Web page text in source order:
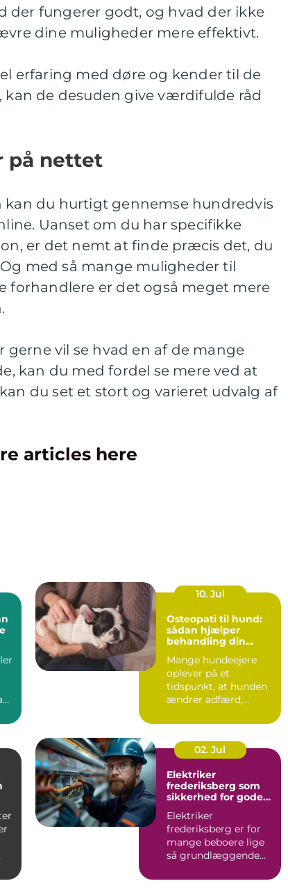
der fungerer godt, og hvad der ikke
dine muligheder mere effektivt.
erfaring med døre og kender til de
de desuden give værdifulde råd
på nettet
kan du hurtigt gennemse hundredvis
Uanset om du har specifikke
er det nemt at finde præcis det, du
med så mange muligheder til
forhandlere er det også meget mere
gerne vil se hvad en af de mange
kan du med fordel se mere ved at
du set et stort og varieret udvalg af
articles here
10. Jul
Osteopati til hund:
sådan hjælper
behandling din
Mange hundeejere
oplever på et
tidspunkt, at hunden
ændrer adfærd,
02. Jul
Elektriker
frederiksberg som
sikkerhed for gode
Elektriker
frederiksberg er for
mange beboere lige
så grundlæggende
varmekilder og...